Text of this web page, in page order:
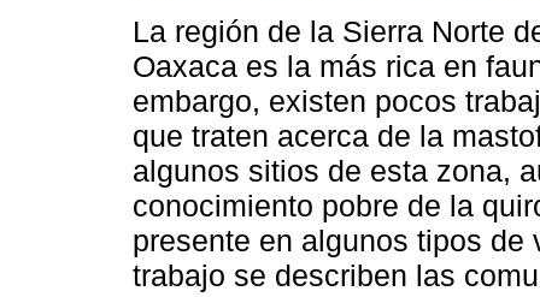
La región de la Sierra Norte
Oaxaca es la más rica en
embargo, existen pocos
que traten acerca de la
algunos sitios de esta zona,
conocimiento pobre de la
presente en algunos tipos
trabajo se describen las